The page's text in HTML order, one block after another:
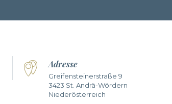
Adresse
Greifensteinerstraße 9
3423 St. Andrä-Wördern
Niederösterreich